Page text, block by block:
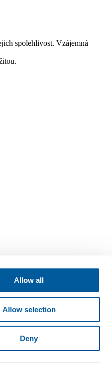
Allow all
Allow selection
Deny
spolehlivost. Vzájemná